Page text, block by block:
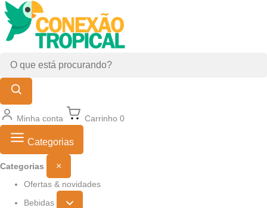
Minha conta Carrinho 0
Categorias
Categorias ×
Ofertas & novidades
Bebidas